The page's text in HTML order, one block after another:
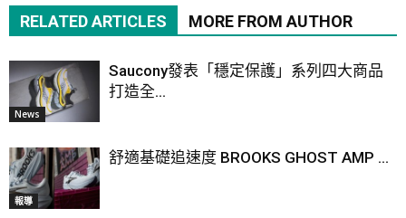
RELATED ARTICLES MORE FROM AUTHOR
News
Saucony發表「穩定保護」系列四大商品
打造全...
報導
舒適基礎追速度 BROOKS GHOST AMP ...